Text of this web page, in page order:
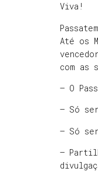
Viva!
Até os
com as
– O
– Só
– Só
–